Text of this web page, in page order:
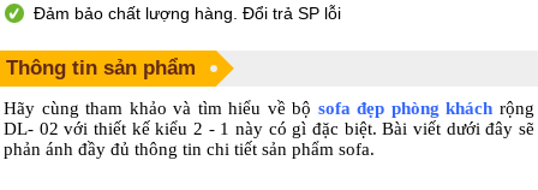
Đảm bảo chất lượng hàng. Đổi trả SP lỗi
Thông tin sản phẩm
Hãy cùng tham khảo và tìm hiểu về bộ sofa đẹp phòng khách rộng
DL- 02 với thiết kế kiểu 2 - 1 này có gì đặc biệt. Bài viết dưới đây sẽ
phản ánh đầy đủ thông tin chi tiết sản phẩm sofa.